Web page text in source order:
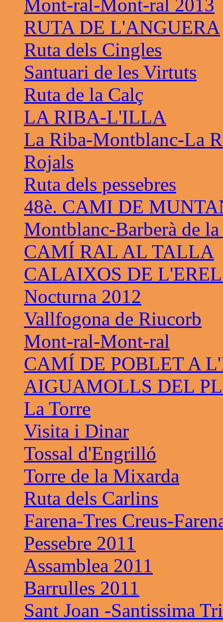
Mont-ral-Mont-ral 2013
RUTA DE L'ANGUERA
Ruta dels Cingles
Santuari de les Virtuts
Ruta de la Calç
LA RIBA-L'ILLA
La Riba-Montblanc-La
Rojals
Ruta dels pessebres
48è. CAMI DE
Montblanc-Barberà de la
CAMÍ RAL AL TALLA
CALAIXOS DE
Nocturna 2012
Vallfogona de Riucorb
Mont-ral-Mont-ral
CAMÍ DE POBLET A
AIGUAMOLLS DEL
La Torre
Visita i Dinar
Tossal d'Engrilló
Torre de la Mixarda
Ruta dels Carlins
Farena-Tres Creus-
Pessebre 2011
Assamblea 2011
Barrulles 2011
Sant Joan -Santissima